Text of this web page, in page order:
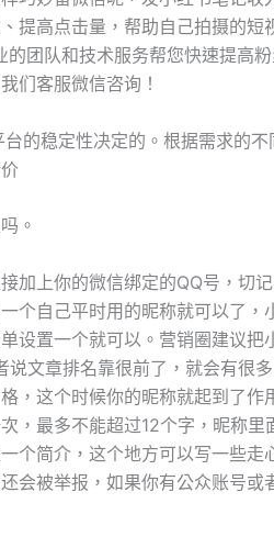
提高点击量，帮助自己拍摄的短
团队和技术服务帮您快速提高粉
们客服微信咨询！
的稳定性决定的。根据需求的
。
加上你的微信绑定的QQ号，切
个自己平时用的昵称就可以了，
设置一个就可以。营销圈建议把
文章排名靠很前了，就会有很多
，这个时候你的昵称就起到了作
，最多不能超过12个字，昵称里
个简介，这个地方可以写一些走
会被举报，如果你有公众账号或